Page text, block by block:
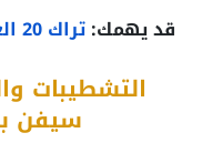
قد يهمك:تراك 20 العاصمة الادارية الجديدة
التشطيبات
سيفن